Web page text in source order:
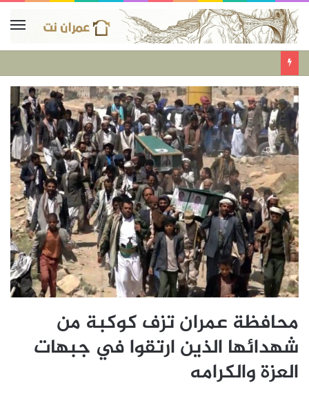
محافظة عمران تزف كوكبة من
شهدائها الذين ارتقوا في جبهات
العزة والكرامه